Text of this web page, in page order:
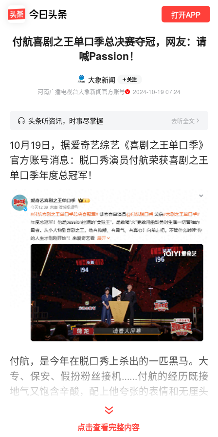
打开APP
付航喜剧之王单口季总决赛夺冠，网友：请
喊Passion！
大象新闻 关注
河南广播电视台大象新闻官方账号
  2024-10-19 07:24
头条听资讯，时事尽掌握 去听全文
10月19日，据爱奇艺综艺《喜剧之王单口季》
官方账号消息：脱口秀演员付航荣获喜剧之王
单口季年度总冠军！
付航，是今年在脱口秀上杀出的一匹黑马。大
专、保安、假扮粉丝接机……付航的经历既接
地气又饱含辛酸，配上他夸张的表情和无厘头
的表演，强烈的反差总能带来极富张力的喜剧
点击查看完整内容